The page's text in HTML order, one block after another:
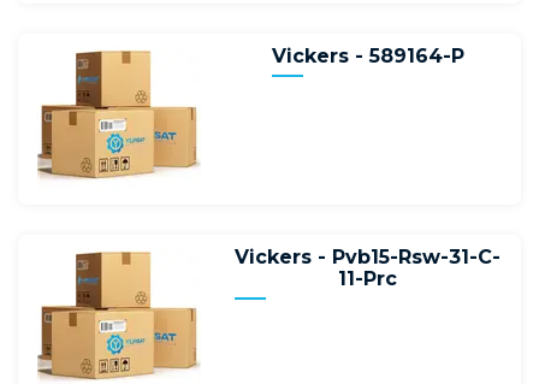
Vickers - 589164-P
Vickers - Pvb15-Rsw-31-C-
11-Prc